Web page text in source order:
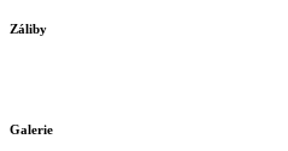
Záliby
Galerie